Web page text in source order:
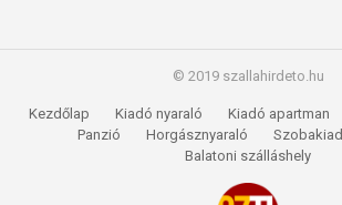
© 2019 szallahirdeto.hu
Kezdőlap Kiadó nyaraló Kiadó apartman
Panzió
Horgásznyaraló
Balatoni szálláshely